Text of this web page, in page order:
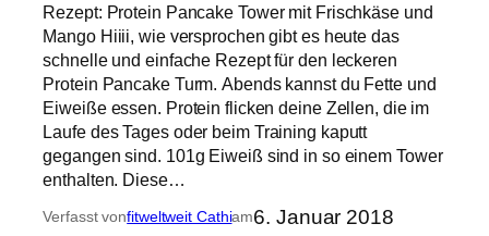
Rezept: Protein Pancake Tower mit Frischkäse und
Mango Hiiii, wie versprochen gibt es heute das
schnelle und einfache Rezept für den leckeren
Protein Pancake Turm. Abends kannst du Fette und
Eiweiße essen. Protein flicken deine Zellen, die im
Laufe des Tages oder beim Training kaputt
gegangen sind. 101g Eiweiß sind in so einem Tower
enthalten. Diese…
Verfasst vonfitweltweit Cathiam6. Januar 2018